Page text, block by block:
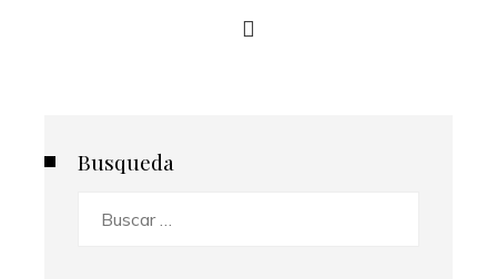
Busqueda